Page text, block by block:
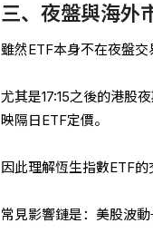
三、夜盤與海外
雖然ETF本身不在夜盤交
尤其是17:15之後的港股
映隔日ETF定價。
因此理解恆生指數ETF的
常見影響鏈是：美股波